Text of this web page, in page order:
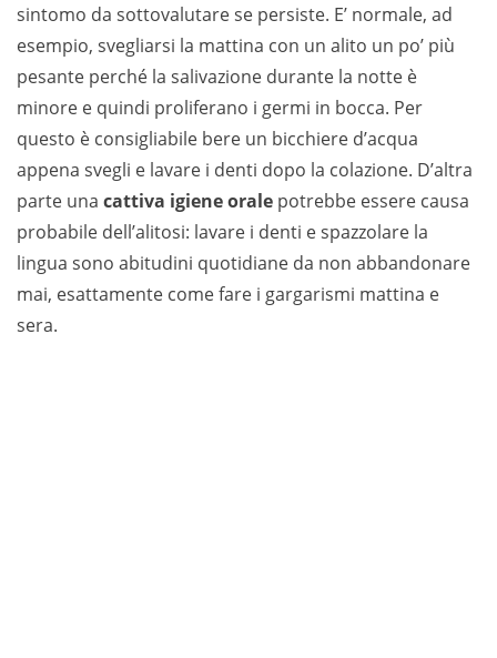
sintomo da sottovalutare se persiste. E’ normale, ad
esempio, svegliarsi la mattina con un alito un po’ più
pesante perché la salivazione durante la notte è
minore e quindi proliferano i germi in bocca. Per
questo è consigliabile bere un bicchiere d’acqua
appena svegli e lavare i denti dopo la colazione. D’altra
parte una cattiva igiene orale potrebbe essere causa
probabile dell’alitosi: lavare i denti e spazzolare la
lingua sono abitudini quotidiane da non abbandonare
mai, esattamente come fare i gargarismi mattina e
sera.